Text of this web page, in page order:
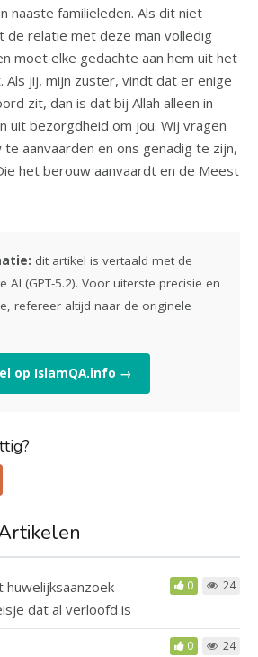
naaste familieleden. Als dit niet
de relatie met deze man volledig
moet elke gedachte aan hem uit het
jij, mijn zuster, vindt dat er enige
zit, dan is dat bij Allah alleen in
uit bezorgdheid om jou. Wij vragen
te aanvaarden en ons genadig te zijn,
het berouw aanvaardt en de Meest
dit artikel is vertaald met de
AI (GPT-5.2). Voor uiterste precisie en
refereer altijd naar de originele
op IslamQA.info →
dat al verloofd is
0 24
0 24